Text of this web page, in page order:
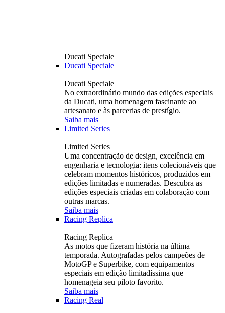
Ducati Speciale
Ducati Speciale
Ducati Speciale
No extraordinário mundo das edições especiais
da Ducati, uma homenagem fascinante ao
artesanato e às parcerias de prestígio.
Saiba mais
Limited Series
Limited Series
Uma concentração de design, excelência em
engenharia e tecnologia: itens colecionáveis ​​que
celebram momentos históricos, produzidos em
edições limitadas e numeradas. Descubra as
edições especiais criadas em colaboração com
outras marcas.
Saiba mais
Racing Replica
Racing Replica
As motos que fizeram história na última
temporada. Autografadas pelos campeões de
MotoGP e Superbike, com equipamentos
especiais em edição limitadíssima que
homenageia seu piloto favorito.
Saiba mais
Racing Real